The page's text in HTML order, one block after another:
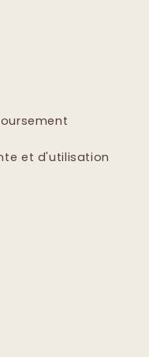
et d'utilisation